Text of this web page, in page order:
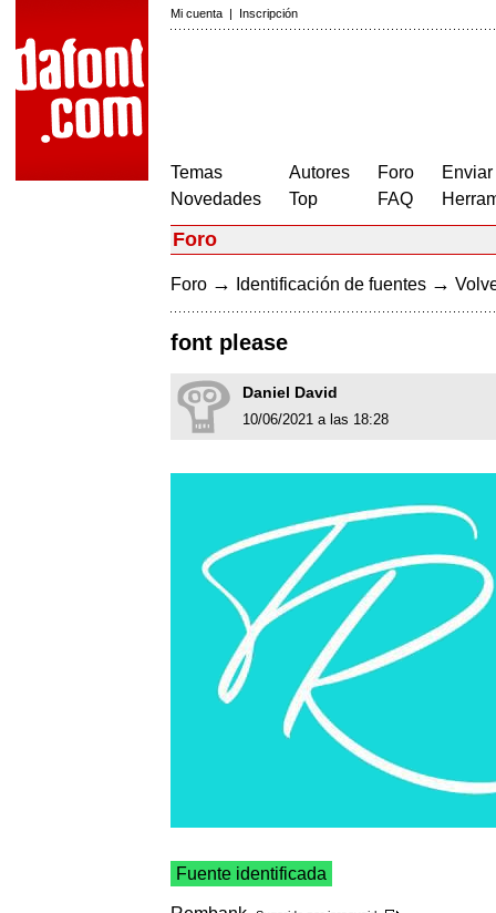
Mi cuenta | Inscripción
Temas
Novedades
Autores
Top
Foro
FAQ
Foro
Foro → Identificación de fuentes →
font please
Daniel David
10/06/2021 a las 18:28
Fuente identificada